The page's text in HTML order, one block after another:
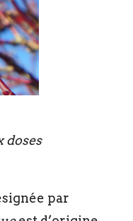
doses
par